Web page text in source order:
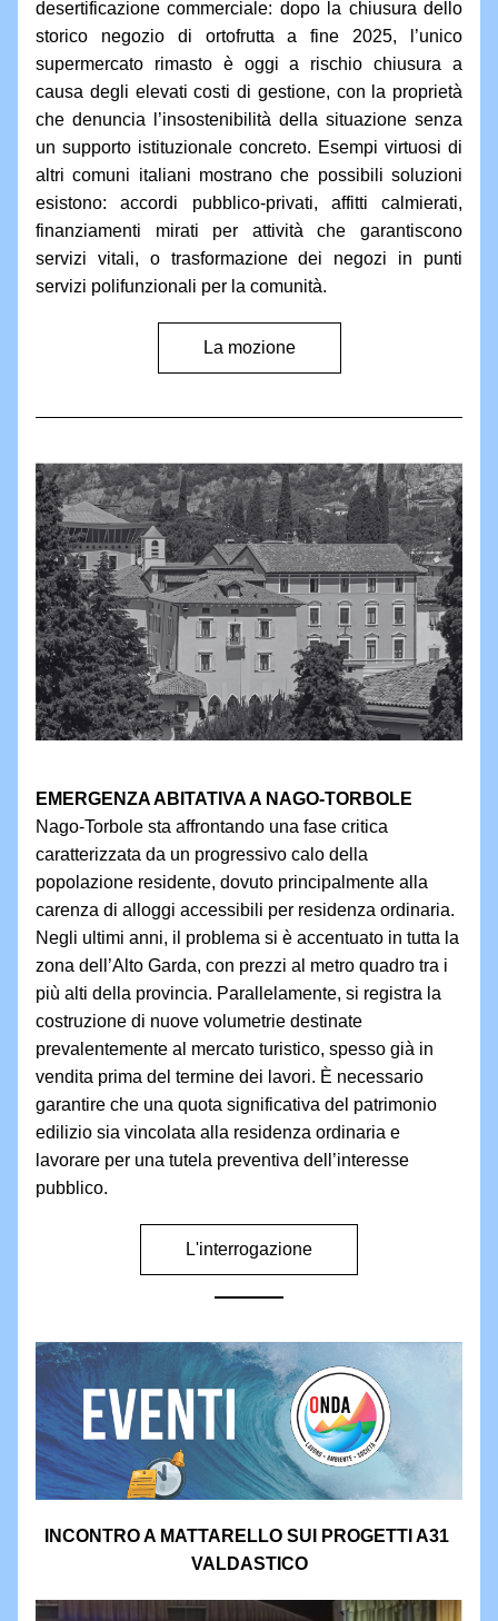
desertificazione commerciale: dopo la chiusura dello
storico negozio di ortofrutta a fine 2025, l’unico
supermercato rimasto è oggi a rischio chiusura a
causa degli elevati costi di gestione, con la proprietà
che denuncia l’insostenibilità della situazione senza
un supporto istituzionale concreto. Esempi virtuosi di
altri comuni italiani mostrano che possibili soluzioni
esistono: accordi pubblico-privati, affitti calmierati,
finanziamenti mirati per attività che garantiscono
servizi vitali, o trasformazione dei negozi in punti
servizi polifunzionali per la comunità.
La mozione
EMERGENZA ABITATIVA A NAGO-TORBOLE
Nago-Torbole sta affrontando una fase critica
caratterizzata da un progressivo calo della
popolazione residente, dovuto principalmente alla
carenza di alloggi accessibili per residenza ordinaria.
Negli ultimi anni, il problema si è accentuato in tutta la
zona dell’Alto Garda, con prezzi al metro quadro tra i
più alti della provincia. Parallelamente, si registra la
costruzione di nuove volumetrie destinate
prevalentemente al mercato turistico, spesso già in
vendita prima del termine dei lavori. È necessario
garantire che una quota significativa del patrimonio
edilizio sia vincolata alla residenza ordinaria e
lavorare per una tutela preventiva dell’interesse
pubblico.
L'interrogazione
INCONTRO A MATTARELLO SUI PROGETTI A31
VALDASTICO